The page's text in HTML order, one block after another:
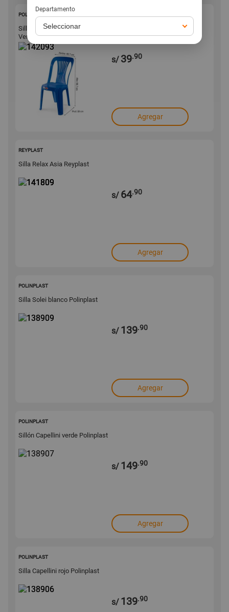
POLINPLAST
Silla de Plástico Polinplast Poseidon - 3 Colores Aleatorio |
Venta por unidad
s/ 39.90
Agregar
REYPLAST
Silla Relax Asia Reyplast
s/ 64.90
Agregar
POLINPLAST
Silla Solei blanco Polinplast
s/ 139.90
Agregar
POLINPLAST
Sillón Capellini verde Polinplast
s/ 149.90
Agregar
POLINPLAST
Silla Capellini rojo Polinplast
s/ 139.90
Departamento